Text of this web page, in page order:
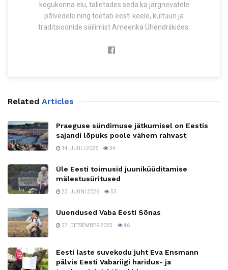
kogukonna elu, talletades seda ka järgnevatele
põlvedele ning toetab eesti keele, kultuuri ja
traditsioonide säilimist Ameerika Ühendriikides.
Related Articles
Praeguse sündimuse jätkumisel on Eestis
sajandi lõpuks poole vähem rahvast
14. JUULI 2026 34
Üle Eesti toimusid juuniküüditamise
mälestusüritused
23. JUUNI 2026 53
Uuendused Vaba Eesti Sõnas
27. DETSEMBER 2025 46
Eesti laste suvekodu juht Eva Ensmann
pälvis Eesti Vabariigi haridus- ja